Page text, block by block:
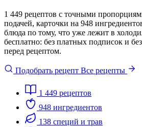
1 449 рецептов с точными
подачей, карточки на 948
блюда по тому, что уже лежит в
бесплатно: без платных подписок и
перед рецептом.
Подобрать рецепт Все рецепты
1 449 рецептов
948 ингредиентов
138 специй и трав